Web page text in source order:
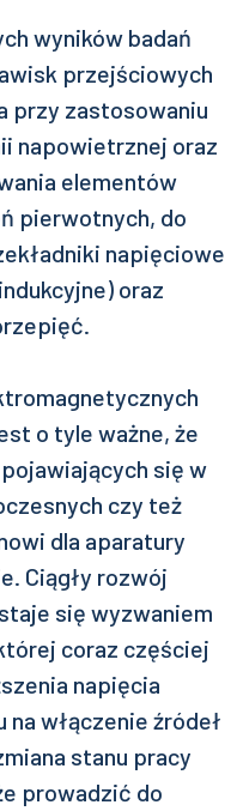
wyników badań
przejściowych
przy zastosowaniu
napowietrznej oraz
elementów
pierwotnych, do
napięciowe
oraz
o tyle ważne, że
się w
czy też
dla aparatury
Ciągły rozwój
się wyzwaniem
coraz częściej
napięcia
włączenie źródeł
stanu pracy
prowadzić do